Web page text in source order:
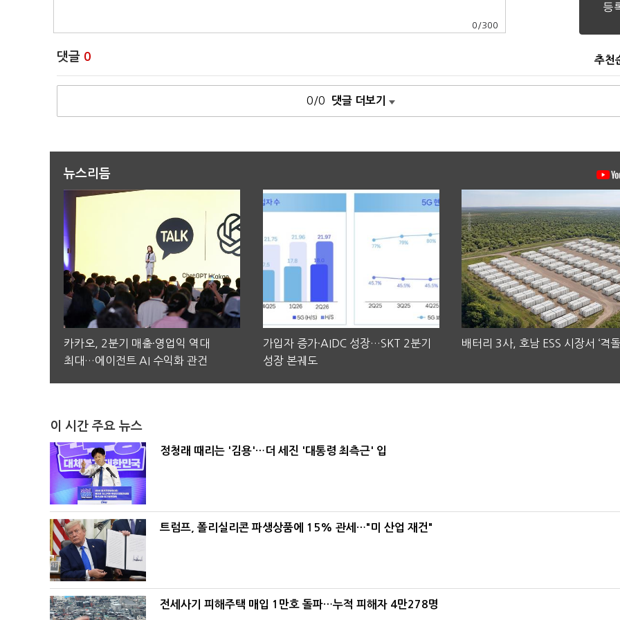
0 /300
댓글 0 추천
0/0 댓글 더보기
뉴스리듬
카카오, 2분기 매출·영업익 역대
최대…에이전트 AI 수익화 관건
가입자 증가·AIDC 성장…SKT 2분기
성장 본궤도
배터리 3사, 호남 ESS 시장서 ‘격돌
이 시간 주요 뉴스
정청래 때리는 '김용'…더 세진 '대통령 최측근' 입
트럼프, 폴리실리콘 파생상품에 15% 관세…"미 산업 재건"
전세사기 피해주택 매입 1만호 돌파…누적 피해자 4만278명